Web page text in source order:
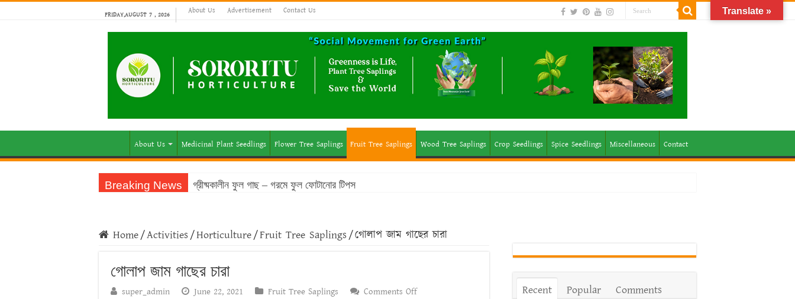
FRIDAY,AUGUST 7 , 2026 About Us Advertisement Contact Us
About Us Medicinal Plant Seedlings Flower Tree Saplings Fruit Tree Saplings Wood Tree Saplings Crop Seedlings Spice Seedlings Miscellaneous Contact
Breaking News গ্রীষ্মকালীন ফুল গাছ – গরমে ফুল ফোটানোর টিপস
Home/Activities /Horticulture/Fruit Tree Saplings /গোলাপ জাম গাছের চারা
গোলাপ জাম গাছের চারা
super_admin June 22, 2021 Fruit Tree Saplings Comments Offon
Recent Popular
Comments
Translate »